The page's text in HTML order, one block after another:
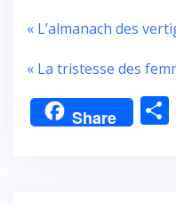
« L’almanach des
« La tristesse des
Share